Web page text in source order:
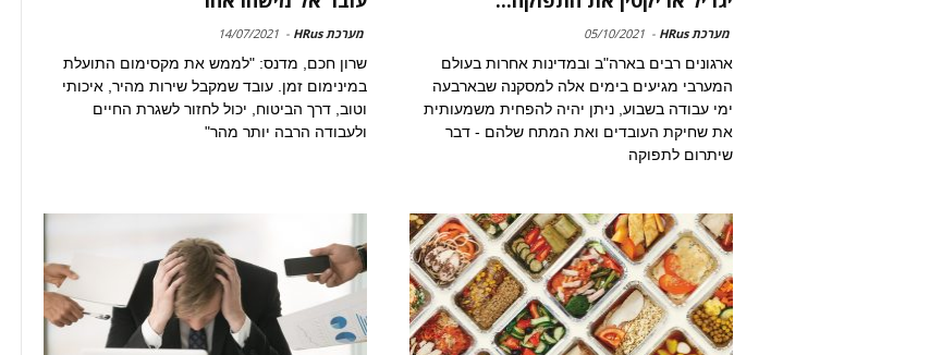
מערכת HRus -
05/10/2021
ארגונים רבים בארה"ב ובמדינות אחרות בעולם
המערבי מגיעים בימים אלה למסקנה שבארבעה
ימי עבודה בשבוע, ניתן יהיה להפחית משמעותית
את שחיקת העובדים ואת המתח שלהם - דבר
שיתרום לתפוקה
מערכת HRus -
14/07/2021
שרון חכם, מדנס: "לממש את מקסימום התועלת
במינימום זמן. עובד שמקבל שירות מהיר, איכותי
וטוב, דרך הביטוח, יכול לחזור לשגרת החיים
ולעבודה הרבה יותר מהר"